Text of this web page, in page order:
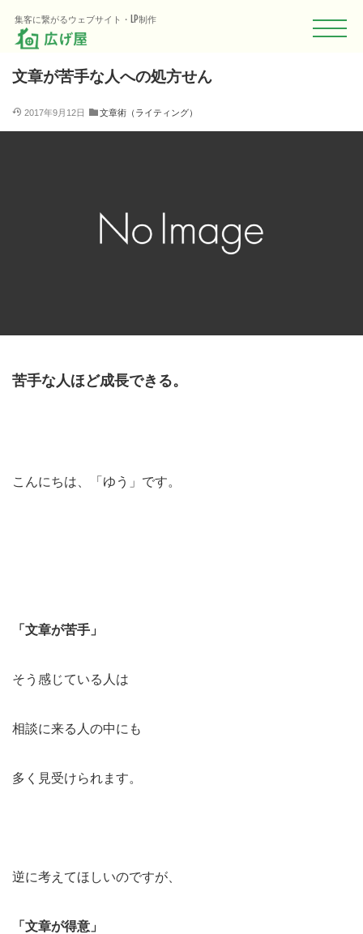
集客に繋がるウェブサイト・LP制作
HOME Blog 広げる（集客）
文章が苦手な人への処方せん
2017年9月12日 文章術（ライティング）
苦手な人ほど成長できる。
こんにちは、「ゆう」です。
「文章が苦手」
そう感じている人は
相談に来る人の中にも
多く見受けられます。
逆に考えてほしいのですが、
「文章が得意」